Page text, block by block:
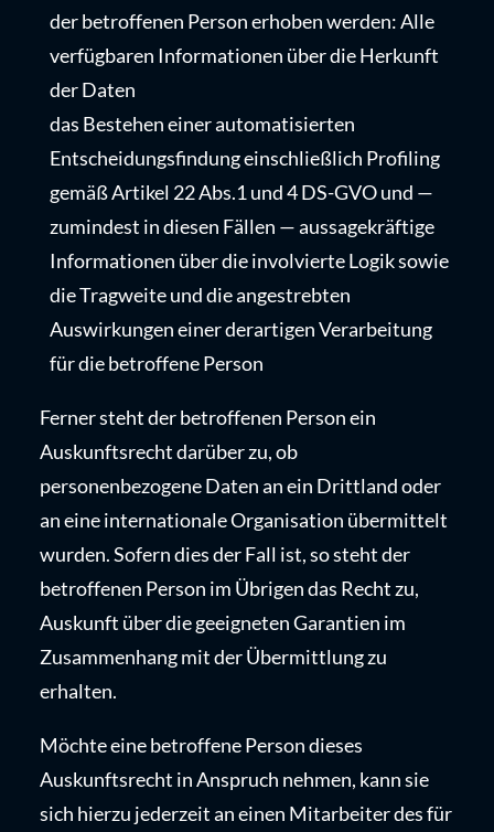
der betroffenen Person erhoben werden: Alle
verfügbaren Informationen über die Herkunft
der Daten
das Bestehen einer automatisierten
Entscheidungsfindung einschließlich Profiling
gemäß Artikel 22 Abs.1 und 4 DS-GVO und —
zumindest in diesen Fällen — aussagekräftige
Informationen über die involvierte Logik sowie
die Tragweite und die angestrebten
Auswirkungen einer derartigen Verarbeitung
für die betroffene Person
Ferner steht der betroffenen Person ein
Auskunftsrecht darüber zu, ob
personenbezogene Daten an ein Drittland oder
an eine internationale Organisation übermittelt
wurden. Sofern dies der Fall ist, so steht der
betroffenen Person im Übrigen das Recht zu,
Auskunft über die geeigneten Garantien im
Zusammenhang mit der Übermittlung zu
erhalten.
Möchte eine betroffene Person dieses
Auskunftsrecht in Anspruch nehmen, kann sie
sich hierzu jederzeit an einen Mitarbeiter des für